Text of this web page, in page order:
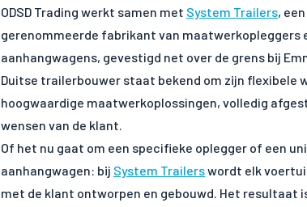
ODSD Trading werkt samen met System Trailers, een
gerenommeerde fabrikant van maatwerkopleggers
aanhangwagens, gevestigd net over de grens bij
Duitse trailerbouwer staat bekend om zijn flexibele
hoogwaardige maatwerkoplossingen, volledig
wensen van de klant.
Of het nu gaat om een specifieke oplegger of een
aanhangwagen: bij System Trailerswordt elk
met de klant ontworpen en gebouwd. Het resultaat